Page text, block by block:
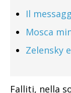
Il
Mosca
Zelensky
Falliti, nella